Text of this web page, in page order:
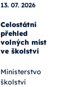
13. 07. 2026
Celostátní
přehled
volných míst
ve školství
Ministerstvo
školství